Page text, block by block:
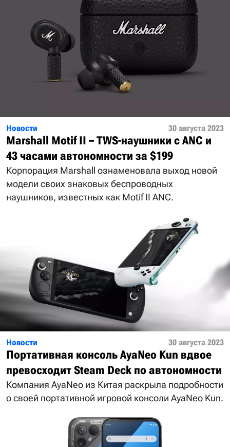
Новости 30 августа 2023
Marshall Motif II – TWS-наушники с ANC и
43 часами автономности за $199
Корпорация Marshall ознаменовала выход новой
модели своих знаковых беспроводных
наушников, известных как Motif II ANC.
Новости 30 августа 2023
Портативная консоль AyaNeo Kun вдвое
превосходит Steam Deck по автономности
Компания AyaNeo из Китая раскрыла подробности
о своей портативной игровой консоли AyaNeo Kun.